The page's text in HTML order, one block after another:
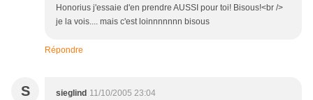
Honorius j'essaie d'en prendre AUSSI pour toi! Bisous!<br />
je la vois.... mais c'est loinnnnnnn bisous
Répondre
S sieglind 11/10/2005 23:04